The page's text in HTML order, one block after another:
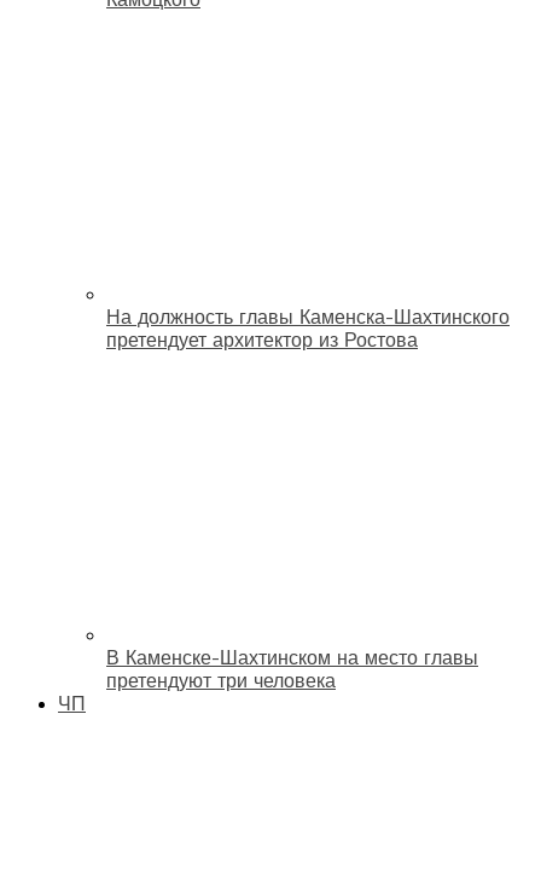
На должность главы Каменска-Шахтинского
претендует архитектор из Ростова
В Каменске-Шахтинском на место главы
претендуют три человека
ЧП